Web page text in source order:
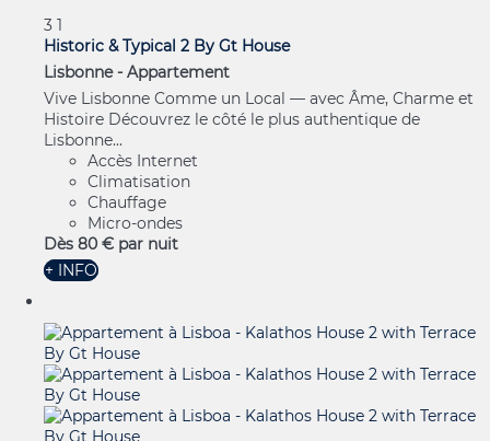
3 1
Historic & Typical 2 By Gt House
Lisbonne - Appartement
Vive Lisbonne Comme un Local — avec Âme, Charme et
Histoire Découvrez le côté le plus authentique de
Lisbonne...
Accès Internet
Climatisation
Chauffage
Micro-ondes
Dès 80 € par nuit
+ INFO